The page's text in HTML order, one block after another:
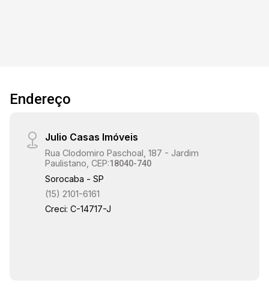
Endereço
Julio Casas Imóveis
Rua Clodomiro Paschoal, 187 - Jardim
Paulistano, CEP:18040-740
Sorocaba - SP
(15) 2101-6161
Creci: C-14717-J